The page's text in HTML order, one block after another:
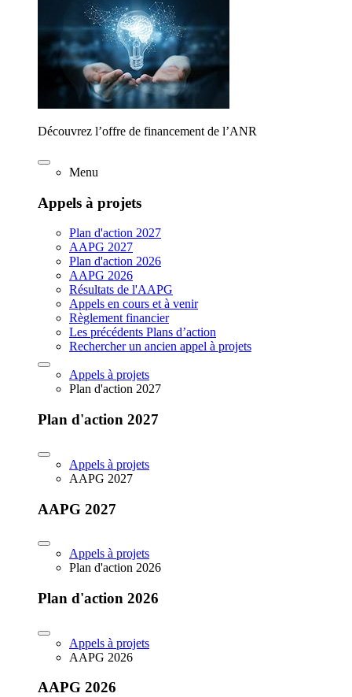
Découvrez l’offre de financement de l’ANR
Menu
Appels à projets
Plan d'action 2027
AAPG 2027
Plan d'action 2026
AAPG 2026
Résultats de l'AAPG
Appels en cours et à venir
Règlement financier
Les précédents Plans d’action
Rechercher un ancien appel à projets
Appels à projets
Plan d'action 2027
Plan d'action 2027
Appels à projets
AAPG 2027
AAPG 2027
Appels à projets
Plan d'action 2026
Plan d'action 2026
Appels à projets
AAPG 2026
AAPG 2026